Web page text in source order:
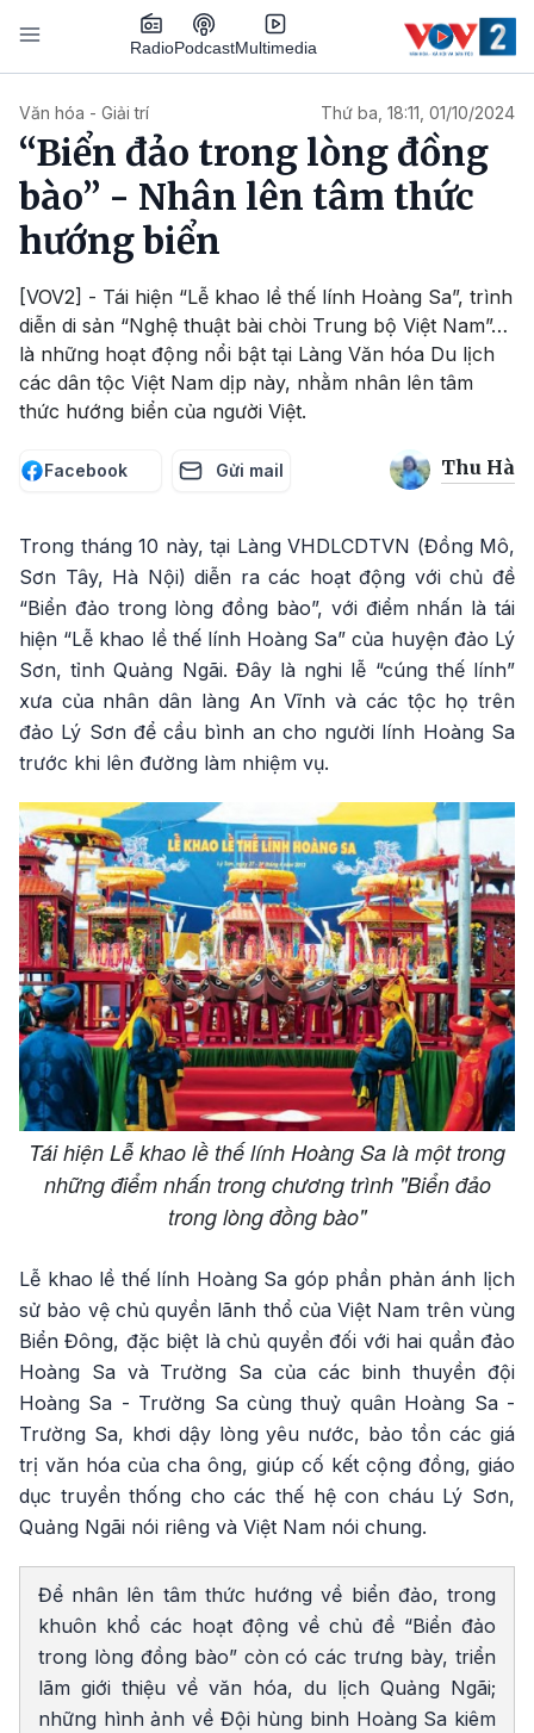
Nhảy đến nội dung
RadioPodcastMultimedia
Văn hóa - Giải trí Thứ ba, 18:11, 01/10/2024
“Biển đảo trong lòng đồng
bào” - Nhân lên tâm thức
hướng biển
[VOV2] - Tái hiện “Lễ khao lề thế lính Hoàng Sa”, trình
diễn di sản “Nghệ thuật bài chòi Trung bộ Việt Nam”…
là những hoạt động nổi bật tại Làng Văn hóa Du lịch
các dân tộc Việt Nam dịp này, nhằm nhân lên tâm
thức hướng biển của người Việt.
Facebook Gửi mail Thu Hà
Trong tháng 10 này, tại Làng VHDLCDTVN (Đồng Mô,
Sơn Tây, Hà Nội) diễn ra các hoạt động với chủ đề
“Biển đảo trong lòng đồng bào”, với điểm nhấn là tái
hiện “Lễ khao lề thế lính Hoàng Sa” của huyện đảo Lý
Sơn, tỉnh Quảng Ngãi. Đây là nghi lễ “cúng thế lính”
xưa của nhân dân làng An Vĩnh và các tộc họ trên
đảo Lý Sơn để cầu bình an cho người lính Hoàng Sa
trước khi lên đường làm nhiệm vụ.
Tái hiện Lễ khao lề thế lính Hoàng Sa là một trong
những điểm nhấn trong chương trình "Biển đảo
trong lòng đồng bào"
Lễ khao lề thế lính Hoàng Sa góp phần phản ánh lịch
sử bảo vệ chủ quyền lãnh thổ của Việt Nam trên vùng
Biển Đông, đặc biệt là chủ quyền đối với hai quần đảo
Hoàng Sa và Trường Sa của các binh thuyền đội
Hoàng Sa - Trường Sa cùng thuỷ quân Hoàng Sa -
Trường Sa, khơi dậy lòng yêu nước, bảo tồn các giá
trị văn hóa của cha ông, giúp cố kết cộng đồng, giáo
dục truyền thống cho các thế hệ con cháu Lý Sơn,
Quảng Ngãi nói riêng và Việt Nam nói chung.
Để nhân lên tâm thức hướng về biển đảo, trong
khuôn khổ các hoạt động về chủ đề “Biển đảo
trong lòng đồng bào” còn có các trưng bày, triển
lãm giới thiệu về văn hóa, du lịch Quảng Ngãi;
những hình ảnh về Đội hùng binh Hoàng Sa kiêm